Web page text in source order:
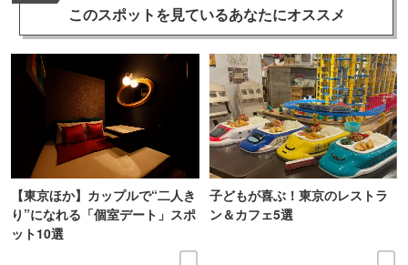
このスポットを見ているあなたにオススメ
【東京ほか】カップルで“二人き
り”になれる「個室デート」スポ
ット10選
子どもが喜ぶ！東京のレストラ
ン＆カフェ5選